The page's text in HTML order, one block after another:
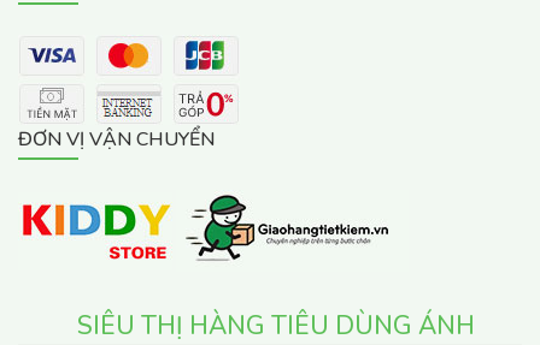
ĐƠN VỊ VẬN CHUYỂN
SIÊU THỊ HÀNG TIÊU DÙNG ÁNH